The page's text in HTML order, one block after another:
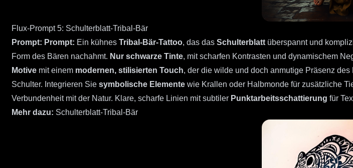
Flux-Prompt 5: Schulterblatt-Tribal-Bär
Prompt: Prompt: Ein kühnes Tribal-Bär-Tattoo, das das Schulterblatt überspannt und
Form des Bären nachahmt. Nur schwarze Tinte, mit scharfen Kontrasten und dynamischem
Motive mit einem modernen, stilisierten Touch, der die wilde und doch anmutige Präsenz des
Schulter. Integrieren Sie symbolische Elemente wie Krallen oder Halbmonde für zusätzliche
Verbundenheit mit der Natur. Klare, scharfe Linien mit subtiler Punktarbeitsschattierung für
Mehr dazu: Schulterblatt-Tribal-Bär